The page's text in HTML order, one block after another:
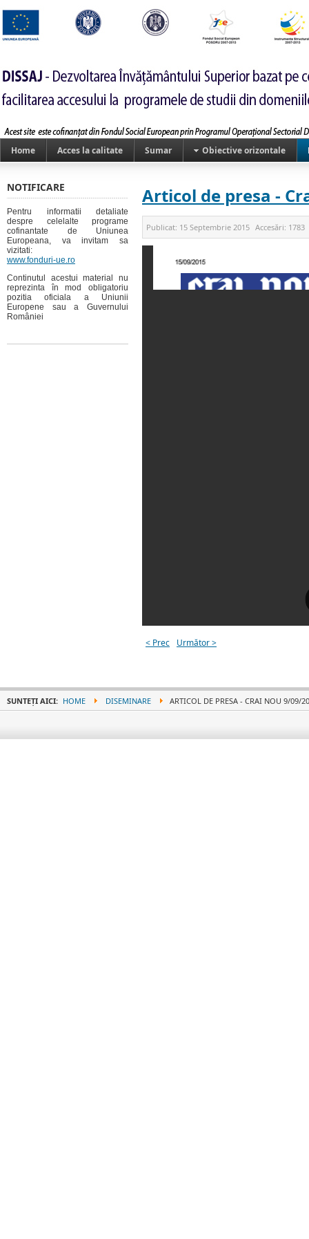
Home Acces la calitate Sumar Obiective orizontale
Articol de presa -
Publicat: 15 Septembrie 2015 Accesări: 1783
< Prec Următor >
NOTIFICARE
Pentru informatii detaliate
despre celelalte programe
cofinantate de Uniunea
Europeana, va invitam sa
vizitati:
www.fonduri-ue.ro
Continutul acestui material nu
reprezinta în mod obligatoriu
pozitia oficiala a Uniunii
Europene sau a Guvernului
României
SUNTEȚI AICI: HOME DISEMINARE ARTICOL DE PRESA - CRAI NOU 9/09/